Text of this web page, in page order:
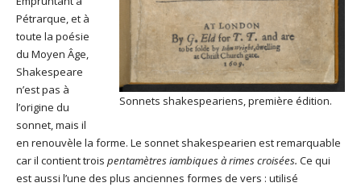
Sonnets shakespeariens, première édition.
Pétrarque, et à
toute la poésie
du Moyen Âge,
Shakespeare
n’est pas à
l’origine du
sonnet, mais il
en renouvèle la forme. Le sonnet shakespearien est remarquable
car il contient trois pentamètres iambiques à rimes croisées. Ce qui
est aussi l’une des plus anciennes formes de vers : utilisé